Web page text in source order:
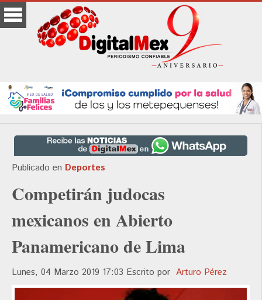
Publicado en Deportes
Competirán judocas
mexicanos en Abierto
Panamericano de Lima
Lunes, 04 Marzo 2019 17:03 Escrito por Arturo Pérez